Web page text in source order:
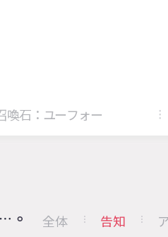
喚石：ユーフォー
全体 告知